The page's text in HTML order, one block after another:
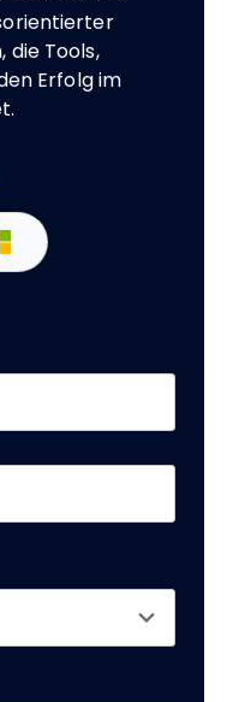
die Tools,
Erfolg im